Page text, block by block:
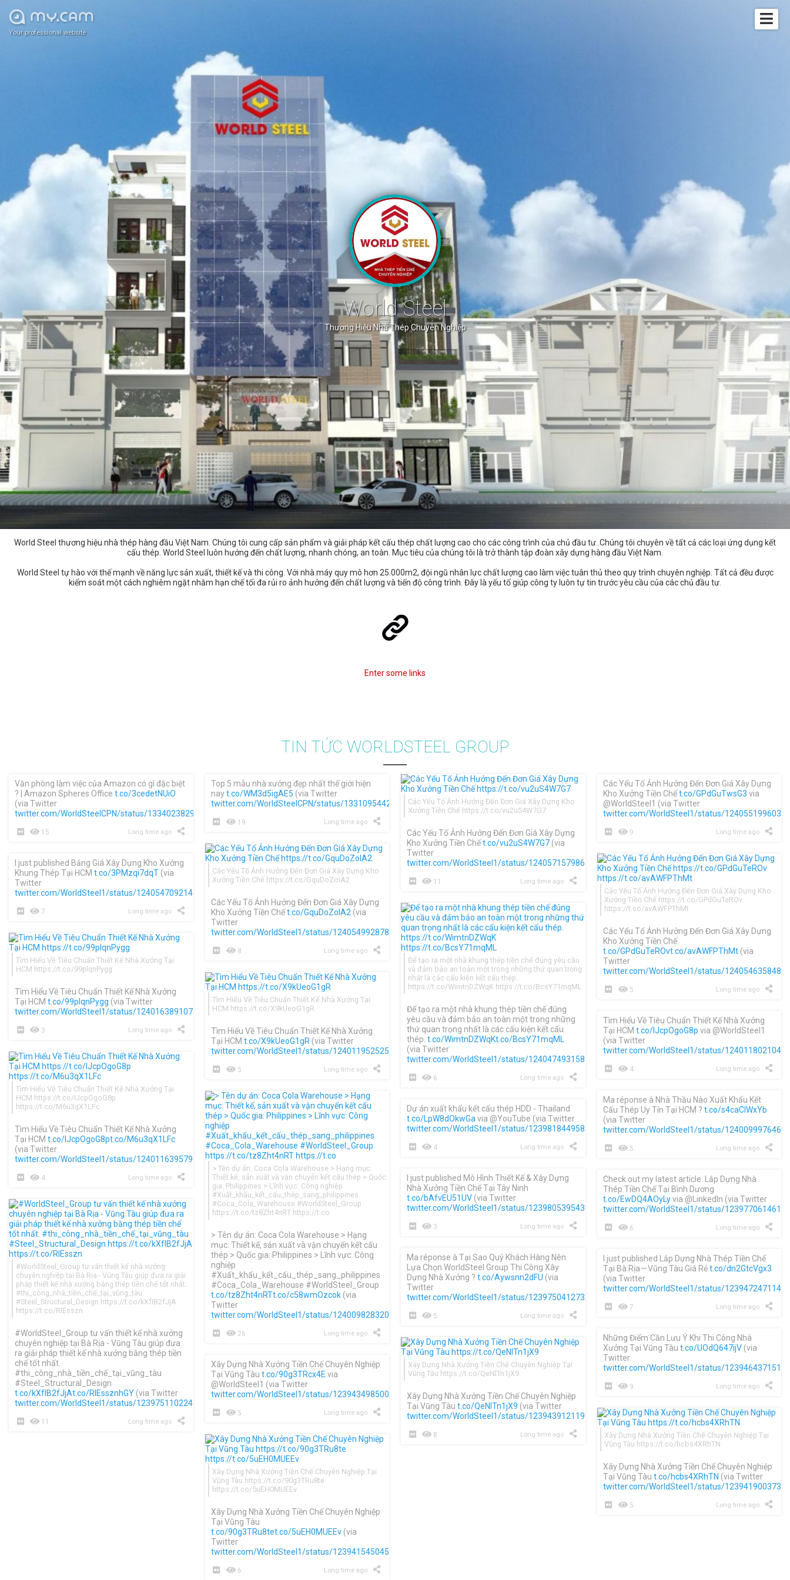
Your professional website
World Steel
Thương Hiệu Nhà Thép Chuyên Nghiệp
World Steel thương hiệu nhà thép hàng đầu Việt Nam. Chúng tôi cung cấp sản phẩm và giải pháp kết cấu thép chất lượng cao cho các công trình của chủ đầu tư. Chúng tôi chuyên về tất cả các loại ứng dụng kết
cấu thép. World Steel luôn hướng đến chất lượng, nhanh chóng, an toàn. Mục tiêu của chúng tôi là trở thành tập đoàn xây dựng hàng đầu Việt Nam.
World Steel tự hào với thế mạnh về năng lực sản xuất, thiết kế và thi công. Với nhà máy quy mô hơn 25.000m2, đội ngũ nhân lực chất lượng cao làm việc tuân thủ theo quy trình chuyên nghiệp. Tất cả đều được
kiểm soát một cách nghiêm ngặt nhằm hạn chế tối đa rủi ro ảnh hưởng đến chất lượng và tiến độ công trình. Đây là yếu tố giúp công ty luôn tự tin trước yêu cầu của các chủ đầu tư.
Enter some links
TIN TỨC WORLDSTEEL GROUP
Văn phòng làm việc của Amazon có gì đặc biệt
? | Amazon Spheres Office t.co/3cedetNUiO
(via Twitter
twitter.com/WorldSteelCPN/status/1334023829560049664
15 Long time ago
Top 5 mẫu nhà xưởng đẹp nhất thế giới hiện
nayt.co/WM3d5igAE5 (via Twitter
twitter.com/WorldSteelCPN/status/1331095442130518016)
19 Long time ago
Các Yếu Tố Ảnh Hưởng Đến Đơn Giá Xây Dựng Kho
Xưởng Tiền Chế https://t.co/vu2uS4W7G7
Các Yếu Tố Ảnh Hưởng Đến Đơn Giá Xây Dựng
Kho Xưởng Tiền Chết.co/vu2uS4W7G7 (via
Twitter
twitter.com/WorldSteel1/status/1240571579865731073)
11 Long time ago
Các Yếu Tố Ảnh Hưởng Đến Đơn Giá Xây Dựng
Kho Xưởng Tiền Chết.co/GPdGuTwsG3 via
@WorldSteel1 (via Twitter
twitter.com/WorldSteel1/status/
9 Long time ago
Các Yếu Tố Ảnh Hưởng Đến Đơn Giá Xây Dựng Kho
Xưởng Tiền Chế https://t.co/GquDoZoIA2
Các Yếu Tố Ảnh Hưởng Đến Đơn Giá Xây Dựng
Kho Xưởng Tiền Chết.co/GquDoZoIA2 (via
Twitter
twitter.com/WorldSteel1/status/1240549928780419072 )
8 Long time ago
I just published Bảng Giá Xây Dựng Kho Xưởng
Khung Thép Tại HCM t.co/3PMzqi7dqT (via
Twitter
twitter.com/WorldSteel1/status/1240547092147269633
7 Long time ago
Các Yếu Tố Ảnh Hưởng Đến Đơn Giá Xây Dựng Kho
Xưởng Tiền Chế https://t.co/GPdGuTeROv
https://t.co/avAWFPThMt
Các Yếu Tố Ảnh Hưởng Đến Đơn Giá Xây Dựng
Kho Xưởng Tiền Chế
t.co/GPdGuTeROvt.co/avAWFPThMt(via
Twitter
twitter.com/WorldSteel1/status/
5 Long time ago
Để tạo ra một nhà khung thép tiền chế đúng yêu cầu
và đảm bảo an toàn một trong những thứ quan trọng
nhất là các cấu kiện kết cấu thép.
https://t.co/WimtnDZWqK https://t.co/BcsY71mqML
Để tạo ra một nhà khung thép tiền chế đúng
yêu cầu và đảm bảo an toàn một trong những
thứ quan trọng nhất là các cấu kiện kết cấu
thép. t.co/WimtnDZWqKt.co/BcsY71mqML
(via Twitter
twitter.com/WorldSteel1/status/1240474931587993602
6 Long time ago
Tìm Hiểu Về Tiêu Chuẩn Thiết Kế Nhà Xưởng Tại
HCM https://t.co/99plqnPygg
Tìm Hiểu Về Tiêu Chuẩn Thiết Kế Nhà Xưởng
Tại HCM t.co/99plqnPygg (via Twitter
twitter.com/WorldSteel1/status/1240163891071651842)
3 Long time ago
Tìm Hiểu Về Tiêu Chuẩn Thiết Kế Nhà Xưởng Tại
HCM https://t.co/X9kUeoG1gR
Tìm Hiểu Về Tiêu Chuẩn Thiết Kế Nhà Xưởng
Tại HCM t.co/X9kUeoG1gR (via Twitter
twitter.com/WorldSteel1/status/1240119525258952708 )
5 Long time ago
Tìm Hiểu Về Tiêu Chuẩn Thiết Kế Nhà Xưởng
Tại HCM t.co/IJcpOgoG8p via @WorldSteel1
(via Twitter
twitter.com/WorldSteel1/status/
4 Long time ago
Tìm Hiểu Về Tiêu Chuẩn Thiết Kế Nhà Xưởng Tại
HCM https://t.co/IJcpOgoG8p
https://t.co/M6u3qX1LFc
Tìm Hiểu Về Tiêu Chuẩn Thiết Kế Nhà Xưởng
Tại HCM t.co/IJcpOgoG8pt.co/M6u3qX1LFc
(via Twitter
twitter.com/WorldSteel1/status/1240116395796545536)
4 Long time ago
Ma réponse à Nhà Thầu Nào Xuất Khẩu Kết
Cấu Thép Uy Tín Tại HCM ? t.co/s4caClWxYb
(via Twitter
twitter.com/WorldSteel1/status/
5 Long time ago
> Tên dự án: Coca Cola Warehouse > Hạng mục:
Thiết kế, sản xuất và vận chuyển kết cấu thép > Quốc
gia: Philippines > Lĩnh vực: Công nghiệp
#Xuất_khẩu_kết_cấu_thép_sang_philippines
#Coca_Cola_Warehouse #WorldSteel_Group
https://t.co/tz8Zht4nRT https://t.co
> Tên dự án: Coca Cola Warehouse > Hạng
mục: Thiết kế, sản xuất và vận chuyển kết cấu
thép > Quốc gia: Philippines > Lĩnh vực: Công
nghiệp
#Xuất_khẩu_kết_cấu_thép_sang_philippines
#Coca_Cola_Warehouse #WorldSteel_Group
t.co/tz8Zht4nRTt.co/c58wmOzcok(via
Twitter
twitter.com/WorldSteel1/status/1240098283206275077 )
26 Long time ago
Dự án xuất khẩu kết cấu thép HDD - Thailand
t.co/LpW8dOkwGa via @YouTube (via Twitter
twitter.com/WorldSteel1/status/1239818449582346241)
4 Long time ago
I just published Mô Hình Thiết Kế & Xây Dựng
Nhà Xưởng Tiền Chế Tại Tây Ninh
t.co/bAfvEU51UV (via Twitter
twitter.com/WorldSteel1/status/1239805395436072960)
3 Long time ago
Check out my latest article: Lắp Dựng Nhà
Thép Tiền Chế Tại Bình Dương
t.co/EwDQ4AOyLyvia @LinkedIn (via Twitter
twitter.com/WorldSteel1/status/
6 Long time ago
#WorldSteel_Group tư vấn thiết kế nhà xưởng
chuyên nghiệp tại Bà Rịa - Vũng Tàu giúp đưa ra giải
pháp thiết kế nhà xưởng bằng thép tiền chế tốt nhất.
#thi_công_nhà_tiền_chế_tại_vũng_tàu
#Steel_Structural_Design https://t.co/kXfIB2fJjA
https://t.co/RlEsszn
#WorldSteel_Group tư vấn thiết kế nhà xưởng
chuyên nghiệp tại Bà Rịa - Vũng Tàu giúp đưa
ra giải pháp thiết kế nhà xưởng bằng thép tiền
chế tốt nhất.
#thi_công_nhà_tiền_chế_tại_vũng_tàu
#Steel_Structural_Design
t.co/kXfIB2fJjAt.co/RlEssznhGY (via Twitter
twitter.com/WorldSteel1/status/1239751102247006209
11 Long time ago
Ma réponse à Tại Sao Quý Khách Hàng Nên
Lựa Chọn WorldSteel Group Thi Công Xây
Dựng Nhà Xưởng ? t.co/Aywsnn2dFU (via
Twitter
twitter.com/WorldSteel1/status/1239750412732895232
5 Long time ago
I just published Lắp Dựng Nhà Thép Tiền Chế
Tại Bà Rịa — Vũng Tàu Giá Rẻt.co/dn2GtcVgx3
(via Twitter
twitter.com/WorldSteel1/status/
7 Long time ago
Những Điểm Cần Lưu Ý Khi Thi Công Nhà
Xưởng Tại Vũng Tàu t.co/UOdQ647ijV(via
Twitter
twitter.com/WorldSteel1/status/
9 Long time ago
Xây Dựng Nhà Xưởng Tiền Chế Chuyên Nghiệp Tại
Vũng Tàu https://t.co/QeNlTn1jX9
Xây Dựng Nhà Xưởng Tiền Chế Chuyên Nghiệp
Tại Vũng Tàu t.co/QeNlTn1jX9 (via Twitter
twitter.com/WorldSteel1/status/1239439121199792128)
8 Long time ago
Xây Dựng Nhà Xưởng Tiền Chế Chuyên Nghiệp
Tại Vũng Tàu t.co/90g3TRcx4E via
@WorldSteel1 (via Twitter
twitter.com/WorldSteel1/status/1239434985003610112 )
5 Long time ago
Xây Dựng Nhà Xưởng Tiền Chế Chuyên Nghiệp Tại
Vũng Tàu https://t.co/hcbs4XRhTN
Xây Dựng Nhà Xưởng Tiền Chế Chuyên Nghiệp
Tại Vũng Tàu t.co/hcbs4XRhTN (via Twitter
twitter.com/WorldSteel1/status/
5 Long time ago
Xây Dựng Nhà Xưởng Tiền Chế Chuyên Nghiệp Tại
Vũng Tàu https://t.co/90g3TRu8te
https://t.co/5uEH0MUEEv
Xây Dựng Nhà Xưởng Tiền Chế Chuyên Nghiệp
Tại Vũng Tàu
t.co/90g3TRu8tet.co/5uEH0MUEEv(via
Twitter
twitter.com/WorldSteel1/status/1239415450456469504
6 Long time ago